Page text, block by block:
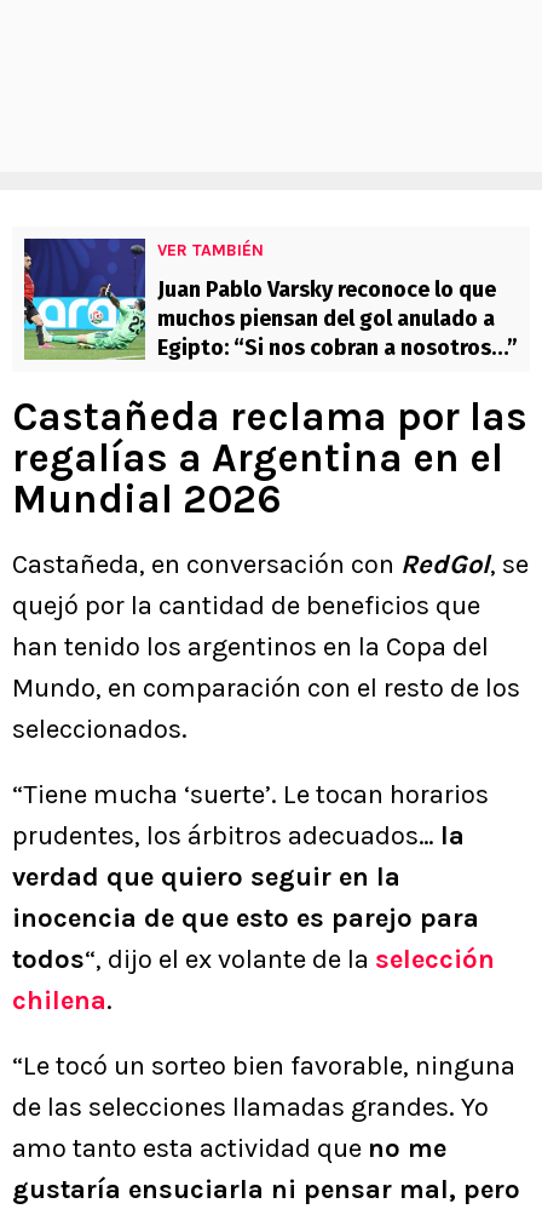
VER TAMBIÉN
Juan Pablo Varsky reconoce lo que
muchos piensan del gol anulado a
Egipto: “Si nos cobran a nosotros…”
Castañeda reclama por las
regalías a Argentina en el
Mundial 2026
Castañeda, en conversación con RedGol, se
quejó por la cantidad de beneficios que
han tenido los argentinos en la Copa del
Mundo, en comparación con el resto de los
seleccionados.
“Tiene mucha ‘suerte’. Le tocan horarios
prudentes, los árbitros adecuados… la
verdad que quiero seguir en la
inocencia de que esto es parejo para
todos“, dijo el ex volante de la selección
chilena.
“Le tocó un sorteo bien favorable, ninguna
de las selecciones llamadas grandes. Yo
amo tanto esta actividad que no me
gustaría ensuciarla ni pensar mal, pero